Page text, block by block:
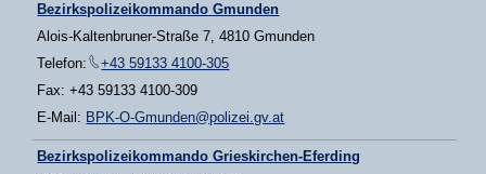
Bezirkspolizeikommando Gmunden
Alois-Kaltenbruner-Straße 7, 4810 Gmunden
Telefon:
+43 59133 4100-305
Fax: +43 59133 4100-309
E-Mail: BPK-O-Gmunden@polizei.gv.at
Bezirkspolizeikommando Grieskirchen-Eferding